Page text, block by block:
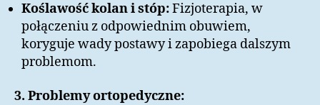
Koślawość kolan i stóp:Fizjoterapia, w
połączeniu z odpowiednim obuwiem,
koryguje wady postawy i zapobiega dalszym
problemom.
3. Problemy ortopedyczne: